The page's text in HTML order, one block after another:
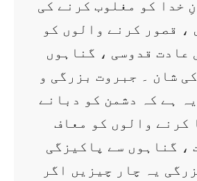
خدا کو مغلوب کرنے کی
، قصور کرنے والوں کو
عادت قدوسی ، گناہوں
شان ۔ جبروت بزرگی و
ہے کہ دشمن کو دبانے
کرنے والوں کو معاف
، گناہوں سے پاکیزگی
یہ چار چیزیں اگر